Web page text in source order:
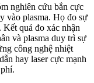
nghiên cứu bắn cực
vào plasma. Họ đo sự
Kết quả đo xác nhận
và plasma duy trì sự
công nghệ nhiệt
hay laser cực mạnh